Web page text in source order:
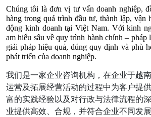
Chúng tôi là đơn vị tư vấn doanh nghiệp,
hàng trong quá trình đầu tư, thành lập, vận
động kinh doanh tại Việt Nam. Với kinh
am hiểu sâu về quy trình hành chính – pháp
giải pháp hiệu quả, đúng quy định và phù
phát triển của doanh nghiệp.
我们是一家企业咨询机构，在企业于越
运营及拓展经营活动的过程中为客户提
富的实践经验以及对行政与法律流程的
业提供高效、合规，并符合企业不同发